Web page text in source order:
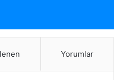
Yorumlar